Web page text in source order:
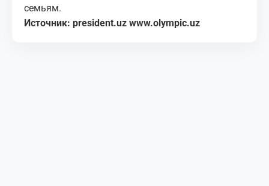
семьям.
Источник: president.uz www.olympic.uz